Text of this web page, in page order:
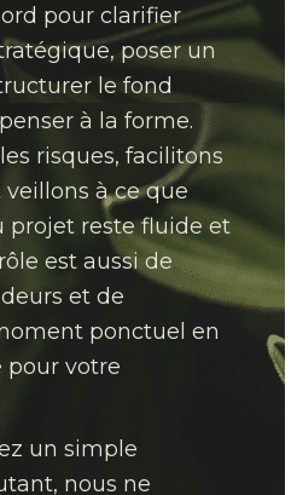
pour clarifier
poser un
le fond
à la forme.
risques, facilitons
à ce que
projet reste fluide et
est aussi de
et de
ponctuel en
pour votre
un simple
nous ne